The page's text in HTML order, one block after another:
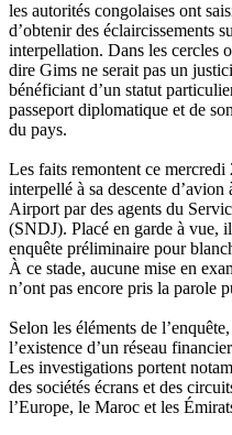
les autorités congolaises ont
d’obtenir des éclaircissements
interpellation. Dans les cercles
dire Gims ne serait pas un
bénéficiant d’un statut
passeport diplomatique et de
du pays.
Les faits remontent ce mercredi
interpellé à sa descente
Airport par des agents du
(SNDJ). Placé en garde à vue,
enquête préliminaire pour
À ce stade, aucune mise en
n’ont pas encore pris la parole
Selon les éléments de
l’existence d’un réseau
Les investigations portent
des sociétés écrans et des
l’Europe, le Maroc et les